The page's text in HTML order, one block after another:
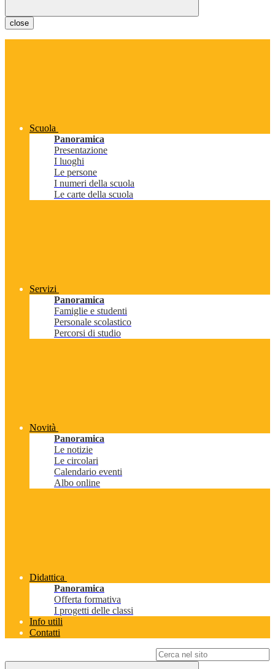
close
Scuola
Panoramica
Presentazione
I luoghi
Le persone
I numeri della scuola
Le carte della scuola
Servizi
Panoramica
Famiglie e studenti
Personale scolastico
Percorsi di studio
Novità
Panoramica
Le notizie
Le circolari
Calendario eventi
Albo online
Didattica
Panoramica
Offerta formativa
I progetti delle classi
Info utili
Contatti